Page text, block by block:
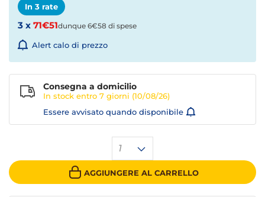
In 3 rate
3 x 71€51dunque 6€58 di spese
Alert calo di prezzo
1
AGGIUNGERE AL CARRELLO
Consegna a domicilio
In stock entro 7 giorni (10/08/26)
Essere avvisato quando disponibile